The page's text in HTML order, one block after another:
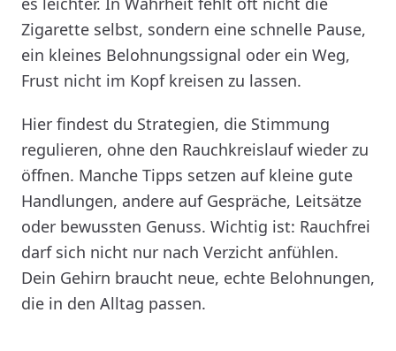
Zigarette selbst, sondern eine schnelle Pause,
ein kleines Belohnungssignal oder ein Weg,
Frust nicht im Kopf kreisen zu lassen.
Hier findest du Strategien, die Stimmung
regulieren, ohne den Rauchkreislauf wieder zu
öffnen. Manche Tipps setzen auf kleine gute
Handlungen, andere auf Gespräche, Leitsätze
oder bewussten Genuss. Wichtig ist: Rauchfrei
darf sich nicht nur nach Verzicht anfühlen.
Dein Gehirn braucht neue, echte Belohnungen,
die in den Alltag passen.